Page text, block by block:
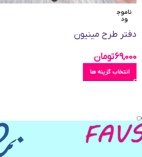
ناموج
ود
دفتر طرح مینیون
69,000تومان
انتخاب گزینه ها